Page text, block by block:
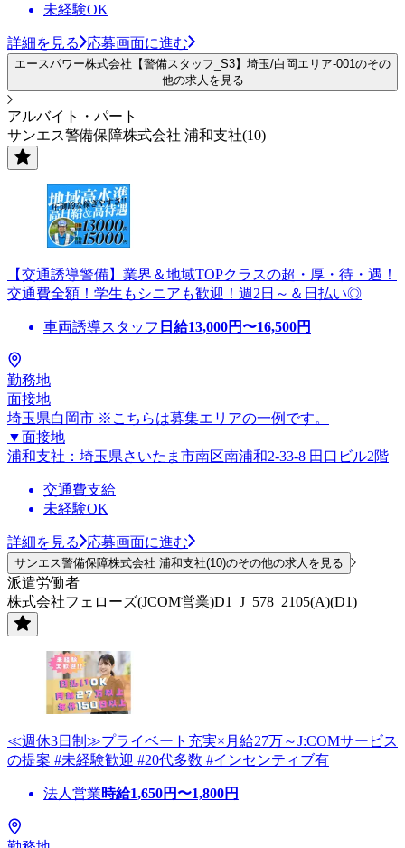
未経験OK
詳細を見る 応募画面に進む
エースパワー株式会社【警備スタッフ_S3】埼玉/白岡エリア-001のその
他の求人を見る
アルバイト・パート
サンエス警備保障株式会社 浦和支社(10)
【交通誘導警備】業界＆地域TOPクラスの超・厚・待・遇！
交通費全額！学生もシニアも歓迎！週2日～＆日払い◎
車両誘導スタッフ 日給13,000円〜16,500円
勤務地
面接地
埼玉県白岡市 ※こちらは募集エリアの一例です。
▼面接地
浦和支社：埼玉県さいたま市南区南浦和2-33-8 田口ビル2階
交通費支給
未経験OK
詳細を見る 応募画面に進む
サンエス警備保障株式会社 浦和支社(10)のその他の求人を見る
派遣労働者
株式会社フェローズ(JCOM営業)D1_J_578_2105(A)(D1)
≪週休3日制≫プライベート充実×月給27万～J:COMサービス
の提案 #未経験歓迎 #20代多数 #インセンティブ有
法人営業時給1,650円〜1,800円